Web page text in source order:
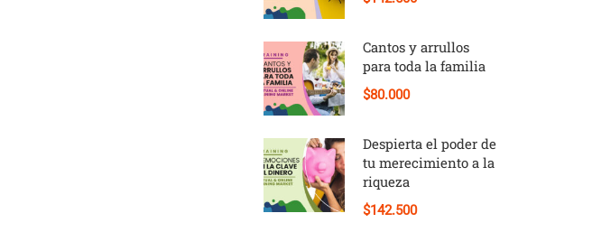
Cantos y arrullos
para toda la familia
$80.000
Despierta el poder de
tu merecimiento a la
riqueza
$142.500